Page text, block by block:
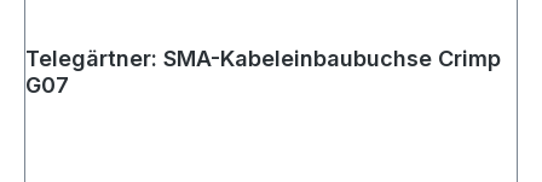
Telegärtner: SMA-Kabeleinbaubuchse Crimp
G07